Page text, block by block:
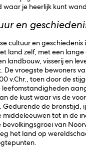
waar je heerlijk kunt
en
cultuur en geschiedenis
land zelf, met een lange
landbouw, visserij en
De vroegste bewoners
v.Chr., toen door de
de kust waar vis de
Gedurende de bronstijd,
middeleeuwen tot in de
bevolkingsgroei van
het land op